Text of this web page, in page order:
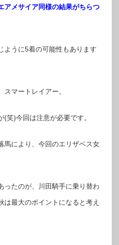
アメサイア同様の結果がちらつ
ように5着の可能性もあります
マートレイアー。
笑)今回は注意が必要です。
馬により、今回のエリザベス女
ったのが、川田騎手に乗り替わ
は最大のポイントになると考え